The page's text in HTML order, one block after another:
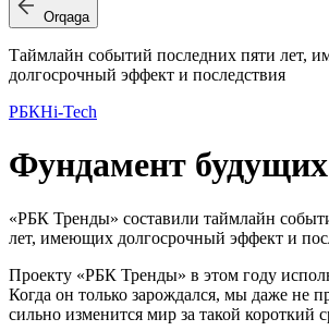
Orqaga
Таймлайн событий последних пяти лет,
долгосрочный эффект и последствия
РБКHi-Tech
Фундамент
«РБК Тренды» составили таймлайн
лет, имеющих долгосрочный эффект и
Проекту «РБК Тренды» в этом году
Когда он только зарождался, мы даже не
сильно изменится мир за такой короткий